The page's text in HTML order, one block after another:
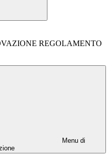
REGOLAMENTO
Menu di